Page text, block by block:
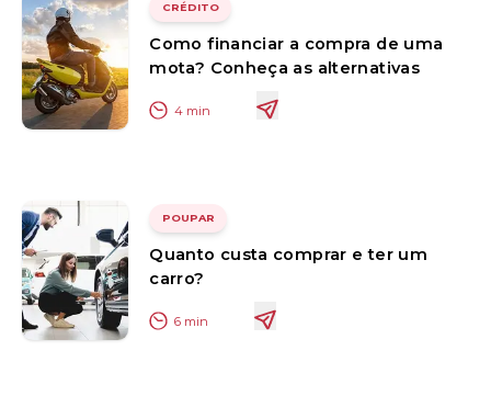
CRÉDITO
Como financiar a compra de uma
mota? Conheça as alternativas
4 min
POUPAR
Quanto custa comprar e ter um
carro?
6 min